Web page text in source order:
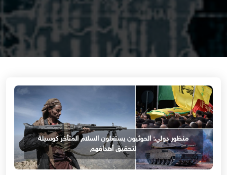
منظور دولي: الحوثيون يستغلون السلام المتأخر كوسيلة
لتحقيق أهدافهم